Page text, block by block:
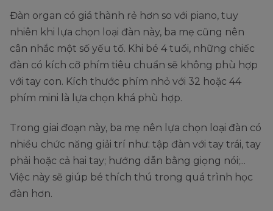
Đàn organ có giá thành rẻ hơn so với piano, tuy
nhiên khi lựa chọn loại đàn này, ba mẹ cũng nên
cân nhắc một số yếu tố. Khi bé 4 tuổi, những chiếc
đàn có kích cỡ phím tiêu chuẩn sẽ không phù hợp
với tay con. Kích thước phím nhỏ với 32 hoặc 44
phím mini là lựa chọn khá phù hợp.
Trong giai đoạn này, ba mẹ nên lựa chọn loại đàn có
nhiều chức năng giải trí như: tập đàn với tay trái, tay
phải hoặc cả hai tay; hướng dẫn bằng giọng nói;...
Việc này sẽ giúp bé thích thú trong quá trình học
đàn hơn.